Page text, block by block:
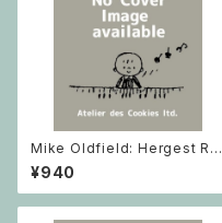
Mike Oldfield: Hergest Rid
ge / ピアノ
¥940